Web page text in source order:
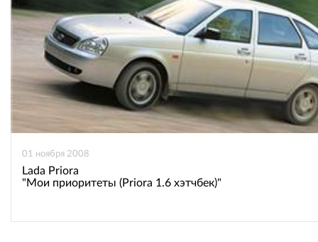
01 ноября 2008
Lada Priora
"Мои приоритеты (Priora 1.6 хэтчбек)"